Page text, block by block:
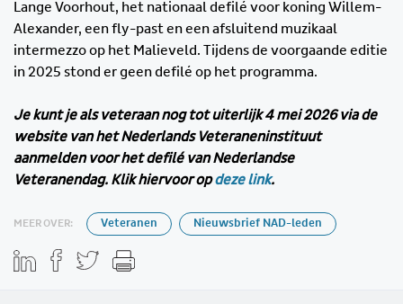
Lange Voorhout, het nationaal defilé voor koning Willem-
Alexander, een fly-past en een afsluitend muzikaal
intermezzo op het Malieveld. Tijdens de voorgaande editie
in 2025 stond er geen defilé op het programma.
Je kunt je als veteraan nog tot uiterlijk 4 mei 2026 via de
website van het Nederlands Veteraneninstituut
aanmelden voor het defilé van Nederlandse
Veteranendag. Klik hiervoor opdeze link.
MEER OVER: Veteranen Nieuwsbrief NAD-leden